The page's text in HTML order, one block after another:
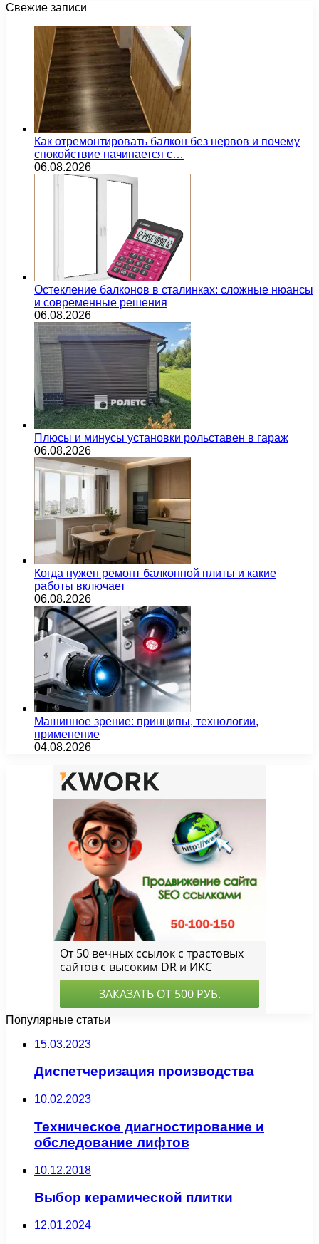
Свежие записи
Как отремонтировать балкон без нервов и почему
спокойствие начинается с…
06.08.2026
Остекление балконов в сталинках: сложные нюансы
и современные решения
06.08.2026
Плюсы и минусы установки рольставен в гараж
06.08.2026
Когда нужен ремонт балконной плиты и какие
работы включает
06.08.2026
Машинное зрение: принципы, технологии,
применение
04.08.2026
Популярные статьи
15.03.2023
Диспетчеризация производства
10.02.2023
Техническое диагностирование и
обследование лифтов
10.12.2018
Выбор керамической плитки
12.01.2024